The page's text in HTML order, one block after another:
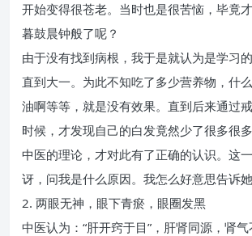
开始变得很苍老。当时也是很苦恼，毕竟
暮鼓晨钟般了呢？
由于没有找到病根，我于是就认为是学习
直到大一。为此不知吃了多少营养物，什
油啊等等，就是没有效果。直到后来通过
时候，才发现自己的白发竟然少了很多很
中医的理论，才对此有了正确的认识。这
讶，问我是什么原因。我怎么好意思告诉
2. 两眼无神，眼下青瘀，眼圈发黑
中医认为：“肝开窍于目”，肝肾同源，肾